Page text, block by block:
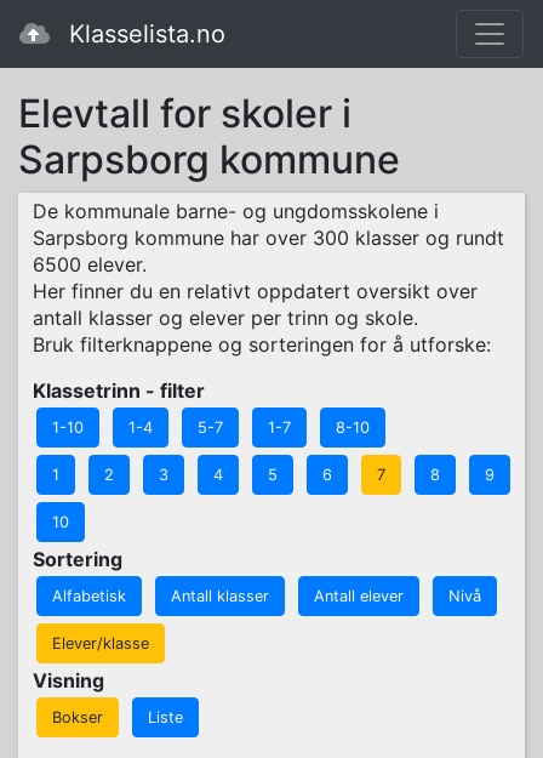
Klasselista.no
Elevtall for skoler i
Sarpsborg kommune
De kommunale barne- og ungdomsskolene i
Sarpsborg kommune har over 300 klasser og rundt
6500 elever.
Her finner du en relativt oppdatert oversikt over
antall klasser og elever per trinn og skole.
Bruk filterknappene og sorteringen for å utforske:
Klassetrinn - filter
1-10 1-4 5-7 1-7 8-10
1 2 3 4 5 6 7 8 9
10
Sortering
Alfabetisk Antall klasser Antall elever Nivå
Elever/klasse
Visning
Bokser Liste